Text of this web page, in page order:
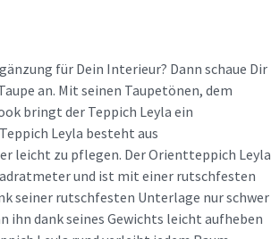
für Dein Interieur? Dann schaue Dir
an. Mit seinen Taupetönen, dem
bringt der Teppich Leyla ein
Leyla besteht aus
leicht zu pflegen. Der Orientteppich Leyla
und ist mit einer rutschfesten
seiner rutschfesten Unterlage nur schwer
ihn dank seines Gewichts leicht aufheben